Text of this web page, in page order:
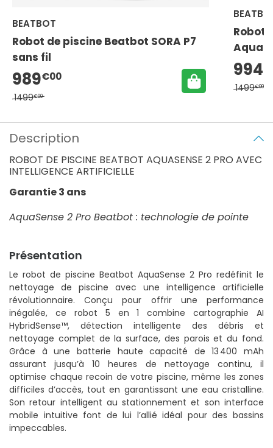
BEATBOT
Robot de piscine Beatbot SORA P7
sans fil
989€00
1499€00
Robot
994
1499€00
Description
ROBOT DE PISCINE BEATBOT AQUASENSE 2 PRO AVEC
INTELLIGENCE ARTIFICIELLE
Garantie 3 ans
AquaSense 2 Pro Beatbot : technologie de pointe
Présentation
Le robot de piscine Beatbot AquaSense 2 Pro redéfinit le
nettoyage de piscine avec une intelligence artificielle
révolutionnaire. Conçu pour offrir une performance
inégalée, ce robot 5 en 1 combine cartographie AI
HybridSense™, détection intelligente des débris et
nettoyage complet de la surface, des parois et du fond.
Grâce à une batterie haute capacité de 13 400 mAh
assurant jusqu’à 10 heures de nettoyage continu, il
optimise chaque recoin de votre piscine, même les zones
difficiles d’accès, tout en garantissant une eau cristalline.
Son retour intelligent au stationnement et son interface
mobile intuitive font de lui l’allié idéal pour des bassins
impeccables.